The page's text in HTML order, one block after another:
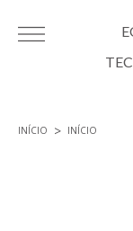
INÍCIO INÍCIO